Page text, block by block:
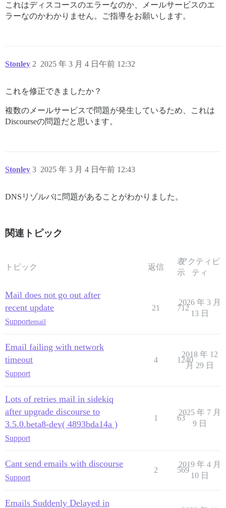
これはディスコースのエラーなのか、メールサービスのエ
ラーなのかわかりません。ご指導をお願いします。
Stonley 2025 年 3 月 4 日午前 12:32
2
これを修正できましたか？
複数のメールサービスで問題が発生しているため、これは
Discourseの問題だと思います。
Stonley 2025 年 3 月 4 日午前 12:43
3
DNSリゾルバに問題があることがわかりました。
関連トピック
トピック 返信
表
示
アクティビ
ティ
Mail does not go out after
recent update
Supportemail
21 712
2026 年 3 月
13 日
Email failing with network
timeout
Support
4 1240
2018 年 12
月 29 日
Lots of retries mail in sidekiq
after upgrade discourse to
3.5.0.beta8-dev( 4893bda14a )
Support
1 63
2025 年 7 月
9 日
Cant send emails with discourse
Support
2 569
2019 年 4 月
10 日
Emails Suddenly Delayed in